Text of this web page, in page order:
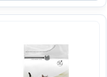
Vet
1,5кг